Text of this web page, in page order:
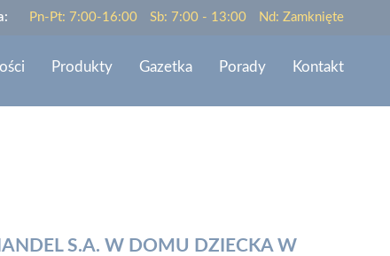
Pn-Pt: 7:00-16:00 Sb: 7:00 - 13:00 Nd: Zamknięte
Produkty Gazetka Porady Kontakt
S.A. W DOMU DZIECKA W